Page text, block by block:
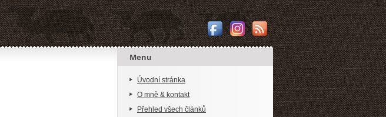
Menu
Úvodní stránka
O mně & kontakt
Přehled všech článků